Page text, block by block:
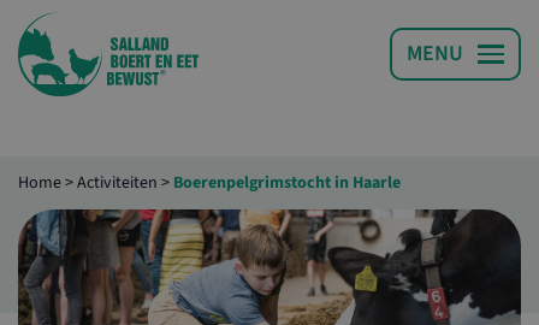
Home>Activiteiten > Boerenpelgrimstocht in Haarle